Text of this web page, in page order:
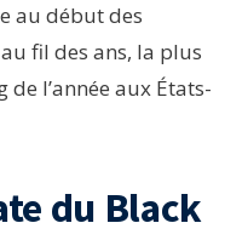
au début des
fil des ans, la plus
l’année aux États-
du Black